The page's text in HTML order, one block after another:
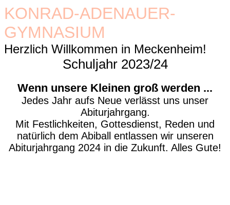
KONRAD-ADENAUER-
GYMNASIUM
Herzlich Willkommen in Meckenheim!
Schuljahr 2023/24
Wenn unsere Kleinen groß werden ...
Jedes Jahr aufs Neue verlässt uns unser
Abiturjahrgang.
Mit Festlichkeiten, Gottesdienst, Reden und
natürlich dem Abiball entlassen wir unseren
Abiturjahrgang 2024 in die Zukunft. Alles Gute!